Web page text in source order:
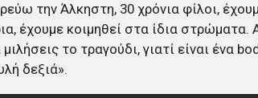
την Άλκηστη, 30 χρόνια φίλοι,
έχουμε κοιμηθεί στα ίδια στρώματα.
το τραγούδι, γιατί είναι ένα
δεξιά».